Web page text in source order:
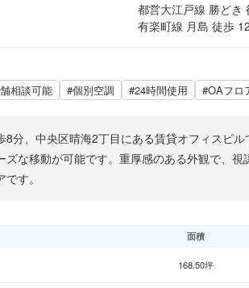
都営大江戸線 勝どき
有楽町線 月島 徒歩
相談可能 #個別空調 #24時間使用 #OAフロ
8分、中央区晴海2丁目にある賃貸オフィスビ
ズな移動が可能です。重厚感のある外観で、
す。
面積
168.50坪